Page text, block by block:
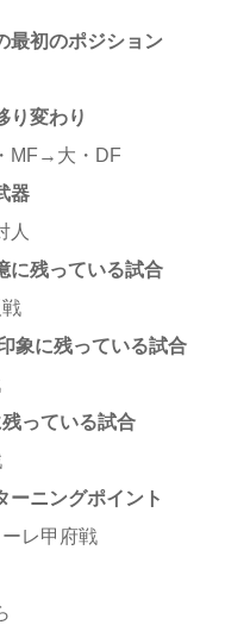
最初のポジション
り変わり
MF→大・DF
器
人
に残っている試合
象に残っている試合
っている試合
ーニングポイント
レ甲府戦